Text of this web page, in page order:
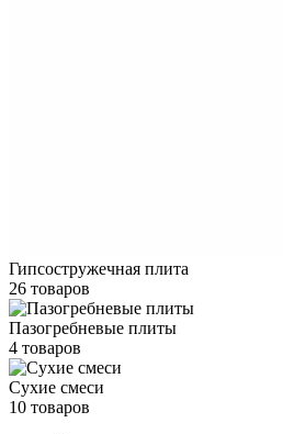
Гипсостружечная плита
26 товаров
Пазогребневые плиты
4 товаров
Сухие смеси
10 товаров